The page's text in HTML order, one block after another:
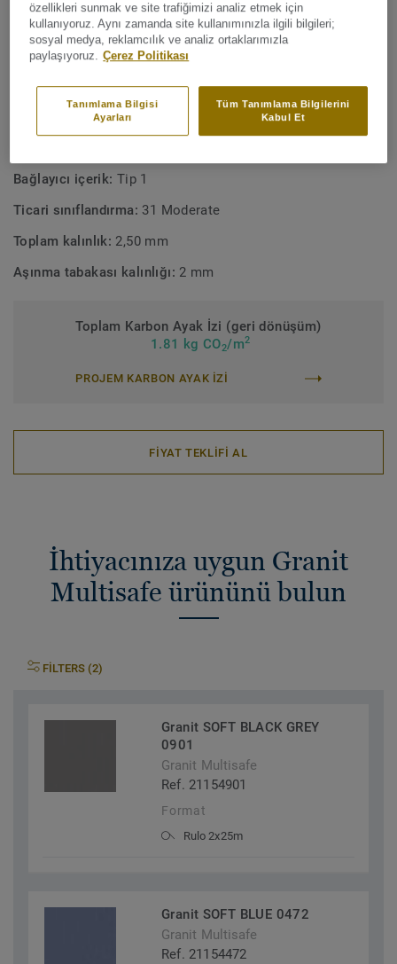
%25,5 geri dönüştürülmüş içerik
Optimum iç mekan hava kalitesi, ftalat içermez
TEKNIK VE ÇEVRESEL ÖZELLIKLER
Bağlayıcı içerik: Tip 1
Ticari sınıflandırma: 31 Moderate
Toplam kalınlık: 2,50 mm
Aşınma tabakası kalınlığı: 2 mm
Toplam Karbon Ayak İzi (geri dönüşüm)
1.81 kg CO2/m2
PROJEM KARBON AYAK IZI
FİYAT TEKLİFİ AL
İhtiyacınıza uygun Granit
Multisafe ürününü bulun
FILTERS (2)
Granit SOFT BLACK GREY
0901
Granit Multisafe
Ref. 21154901
Format
Rulo 2x25m
Granit SOFT BLUE 0472
Granit Multisafe
Ref. 21154472
özellikleri sunmak ve site trafiğimizi analiz etmek için
kullanıyoruz. Aynı zamanda site kullanımınızla ilgili bilgileri;
sosyal medya, reklamcılık ve analiz ortaklarımızla
paylaşıyoruz. Çerez Politikası
Tüm Tanımlama Bilgilerini
Kabul Et
Tanımlama Bilgisi
Ayarları